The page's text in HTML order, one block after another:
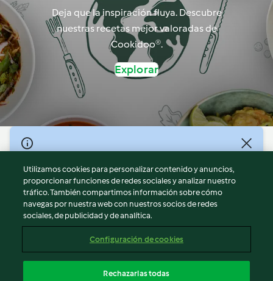
Deja que la inspiración fluya. Descubre
nuestras recetas mejor valoradas de
Cookidoo®.
Explorar
© Copyright 2026
Términos de uso
Política de privacidad
Aviso legal
Información legal
Reportar contenido
Utilizamos cookies para personalizar contenido y anuncios,
proporcionar funciones de redes sociales y analizar nuestro
tráfico. También compartimos información sobre cómo
navegas por nuestra web con nuestros socios de redes
sociales, de publicidad y de analítica.
Configuración de cookies
Rechazarlas todas